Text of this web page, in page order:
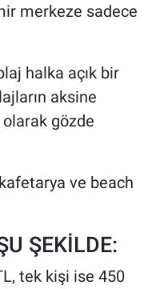
merkeze sadece
halka açık bir
aksine
gözde
ve beach
ŞEKİLDE:
tek kişi ise 450